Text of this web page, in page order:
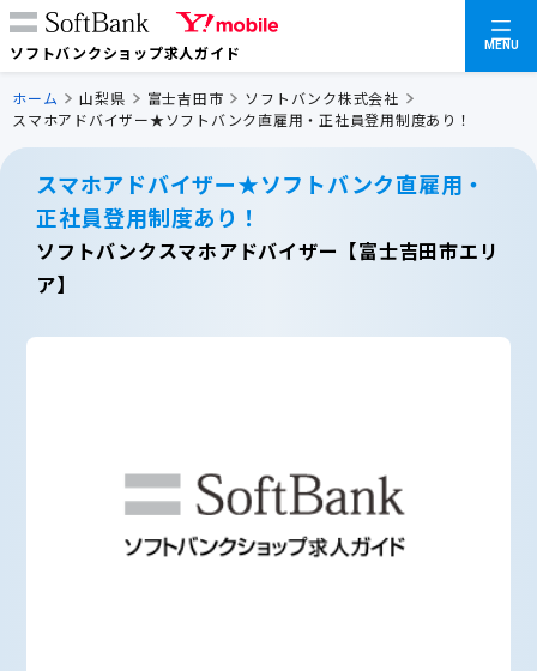
ソフトバンクショップ求人ガイド MENU
ホーム 山梨県 富士吉田市
ソフトバンク株式会社
スマホアドバイザー★ソフトバンク直雇用・正社員登用制度あり！
スマホアドバイザー★ソフトバンク直雇用・
正社員登用制度あり！
ソフトバンクスマホアドバイザー【富士吉田市エリ
ア】